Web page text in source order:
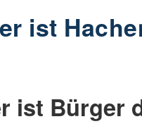
ist
ist Bürger